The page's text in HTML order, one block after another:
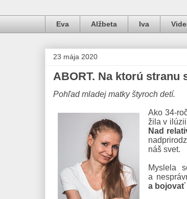
Eva Alžbeta Iva
23 mája 2020
ABORT. Na ktorú stranu
Pohľad mladej matky štyroch detí.
Ako 34-
žila v
Nad
náš svet.
Myslela
a
a bojovať